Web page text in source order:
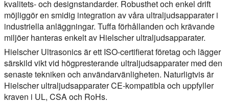
kvalitets- och designstandarder. Robusthet och enkel drift
möjliggör en smidig integration av våra ultraljudsapparater i
industriella anläggningar. Tuffa förhållanden och krävande
miljöer hanteras enkelt av Hielscher ultraljudsapparater.
Hielscher Ultrasonics är ett ISO-certifierat företag och lägger
särskild vikt vid högpresterande ultraljudsapparater med den
senaste tekniken och användarvänligheten. Naturligtvis är
Hielscher ultraljudsapparater CE-kompatibla och uppfyller
kraven i UL, CSA och RoHs.